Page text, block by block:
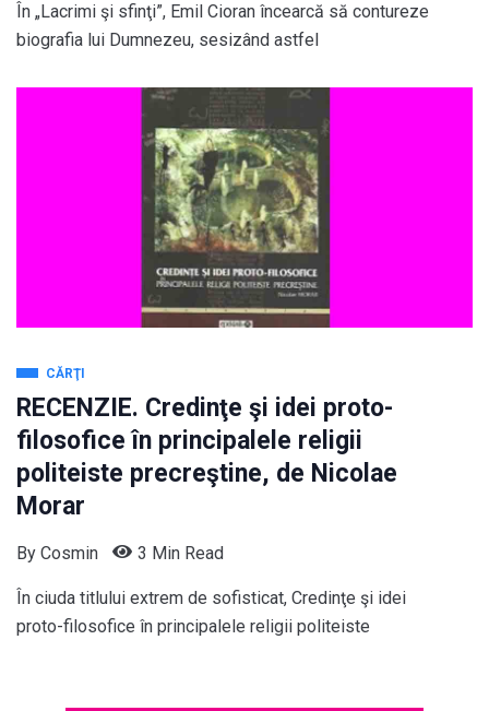
În „Lacrimi şi sfinţi”, Emil Cioran încearcă să contureze
biografia lui Dumnezeu, sesizând astfel
CĂRŢI
RECENZIE. Credinţe şi idei proto-
filosofice în principalele religii
politeiste precreştine, de Nicolae
Morar
By Cosmin 3 Min Read
În ciuda titlului extrem de sofisticat, Credinţe şi idei
proto-filosofice în principalele religii politeiste